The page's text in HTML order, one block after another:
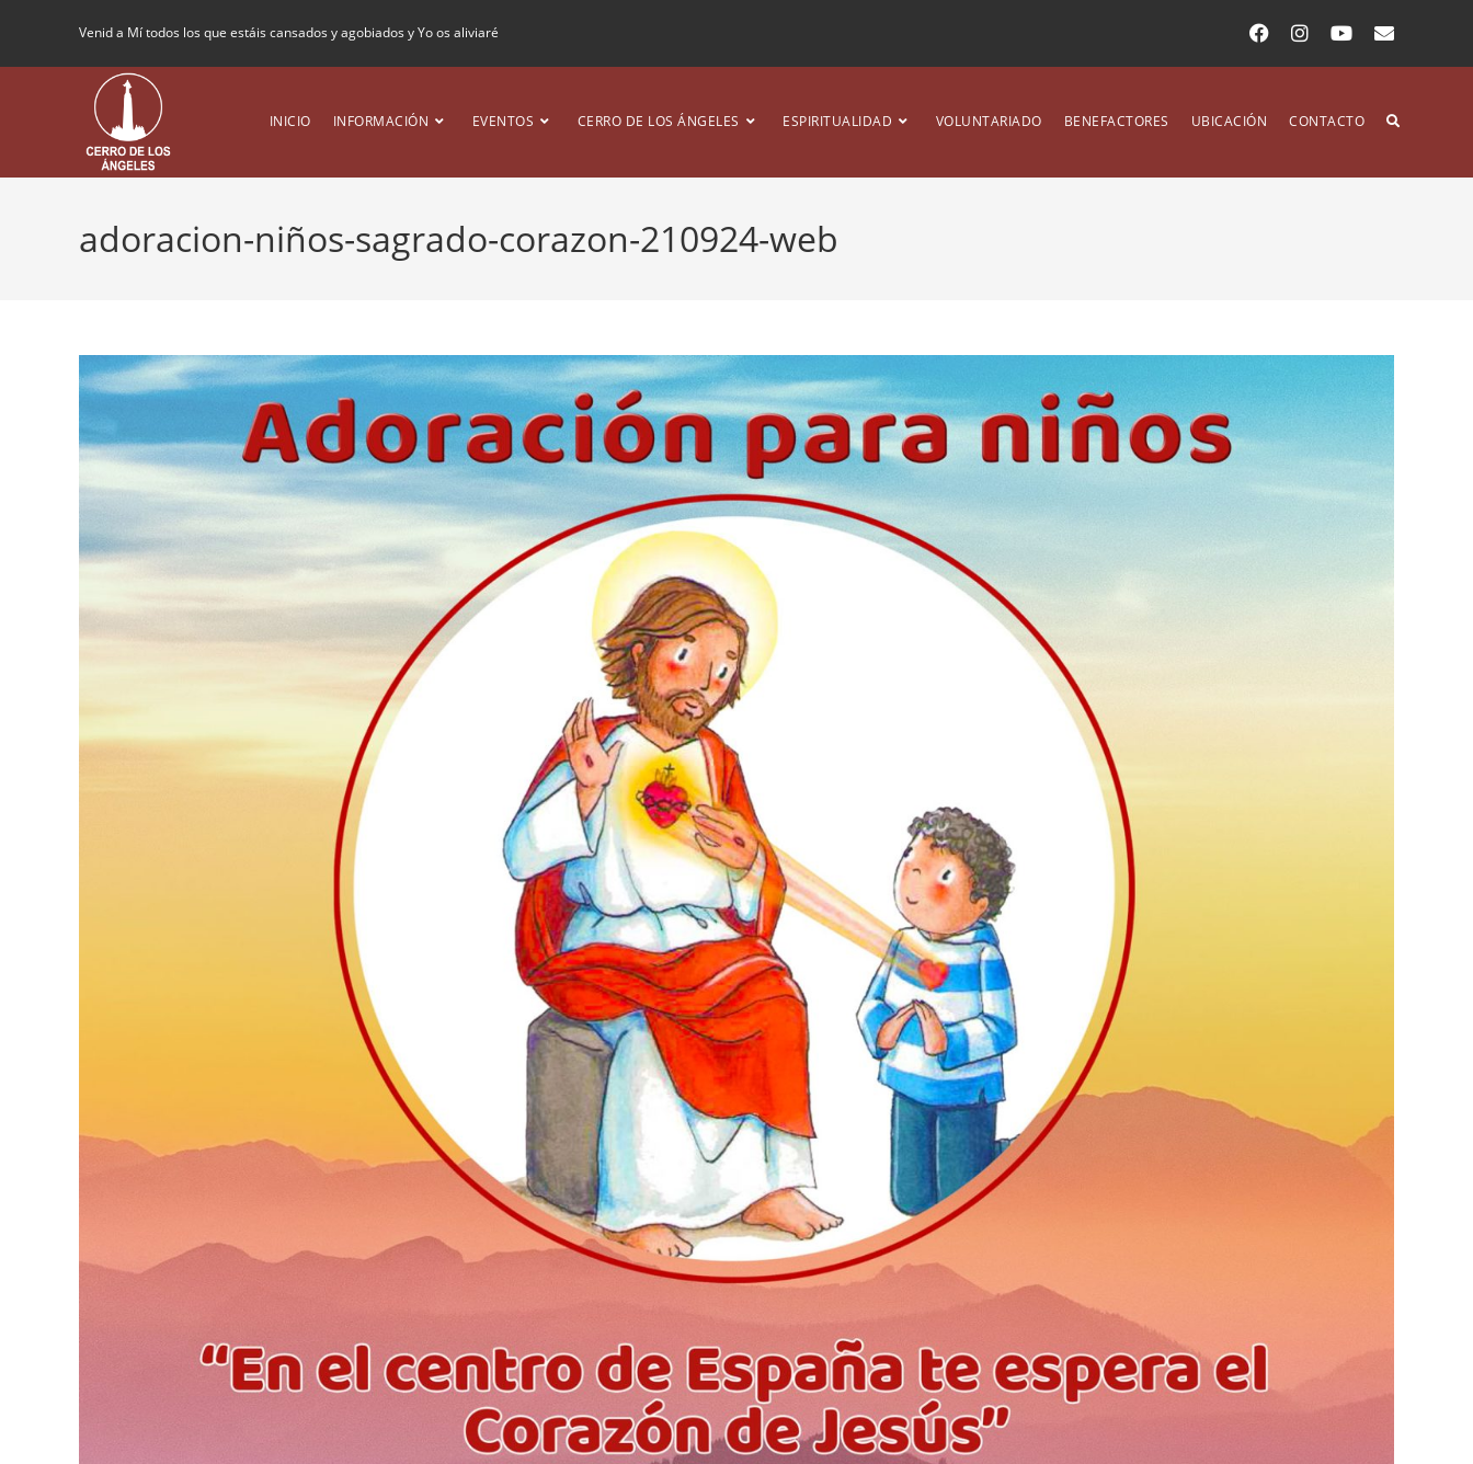
Venid a Mí todos los que estáis cansados y agobiados y Yo os aliviaré
INICIO INFORMACIÓN EVENTOS CERRO DE LOS ÁNGELES ESPIRITUALIDAD VOLUNTARIADO BENEFACTORES UBICACIÓN CONTACTO
adoracion-niños-sagrado-corazon-210924-web